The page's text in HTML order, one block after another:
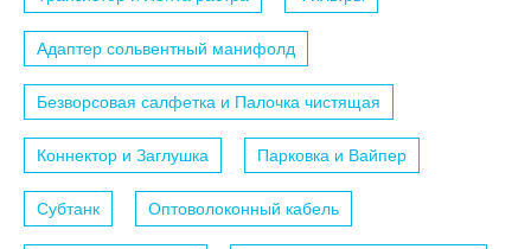
Адаптер сольвентный манифолд
Безворсовая салфетка и Палочка чистящая
Коннектор и Заглушка Парковка и Вайпер
Субтанк Оптоволоконный кабель